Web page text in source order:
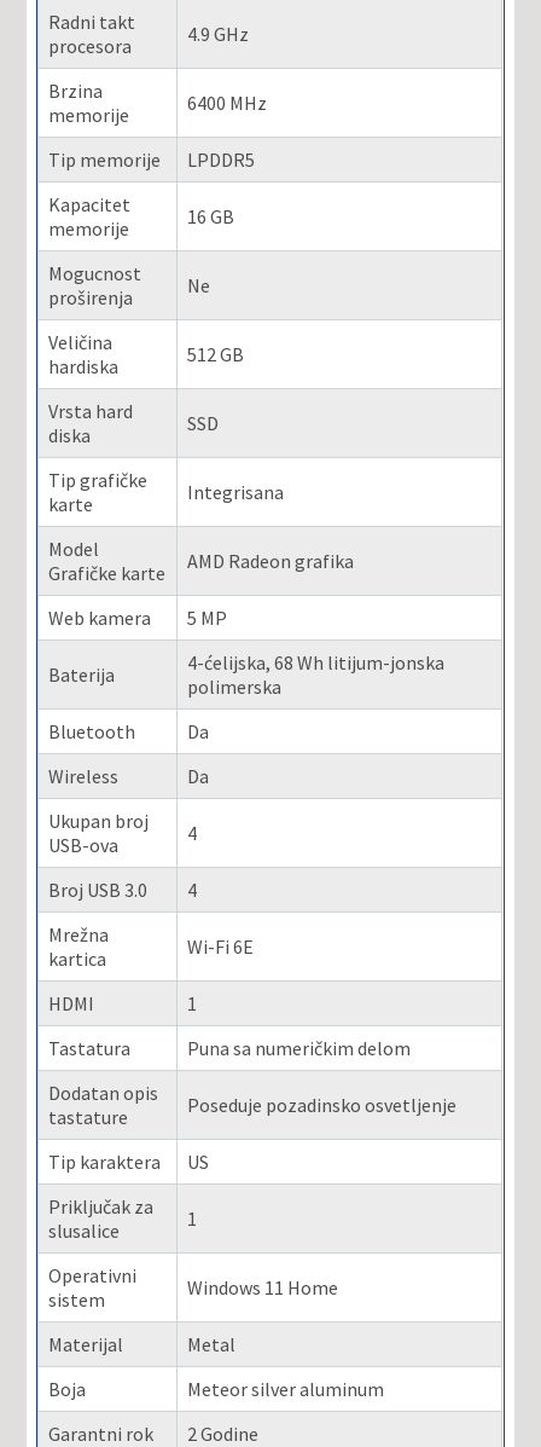
Radni takt
procesora
4.9 GHz
Brzina
memorije
6400 MHz
Tip memorije
LPDDR5
Kapacitet
memorije
16 GB
Mogucnost
proširenja
Ne
Veličina
hardiska
512 GB
Vrsta hard
diska
SSD
Tip grafičke
karte
Integrisana
Model
Grafičke karte
AMD Radeon grafika
Web kamera 5 MP
Baterija
4-ćelijska, 68 Wh litijum-jonska
polimerska
Bluetooth
Da
Wireless
Da
Ukupan broj
USB-ova
4
Broj USB 3.0
4
Mrežna
kartica
Wi-Fi 6E
HDMI
1
Tastatura
Puna sa numeričkim delom
Dodatan opis
tastature
Poseduje pozadinsko osvetljenje
Tip karaktera
US
Priključak za
slusalice
1
Operativni
sistem
Windows 11 Home
Materijal
Metal
Boja
Meteor silver aluminum
Garantni rok
2 Godine